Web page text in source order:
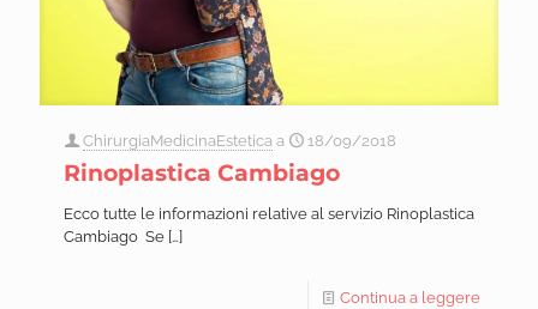
ChirurgiaMedicinaEstetica a 18/09/2018
Rinoplastica Cambiago
Ecco tutte le informazioni relative al servizio Rinoplastica
Cambiago Se […]
Continua a leggere